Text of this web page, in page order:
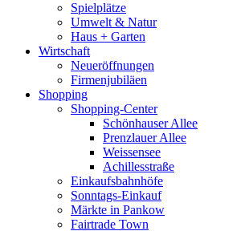
Spielplätze
Umwelt & Natur
Haus + Garten
Wirtschaft
Neueröffnungen
Firmenjubiläen
Shopping
Shopping-Center
Schönhauser Allee
Prenzlauer Allee
Weissensee
Achillesstraße
Einkaufsbahnhöfe
Sonntags-Einkauf
Märkte in Pankow
Fairtrade Town